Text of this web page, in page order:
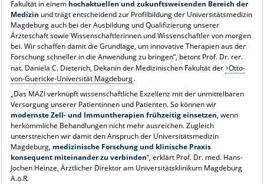
Fakultät in einem hochaktuellen und zukunftsweisenden Bereich der
Medizin und trägt entscheidend zur Profilbildung der Universitätsmedizin
Magdeburg auch bei der Ausbildung und Qualifizierung unserer
Ärzteschaft sowie Wissenschaftlerinnen und Wissenschaftler von morgen
bei. Wir schaffen damit die Grundlage, um innovative Therapien aus der
Forschung schneller in die Anwendung zu bringen“, betont Prof. Dr. rer.
nat. Daniela C. Dieterich, Dekanin der Medizinischen Fakultät der Otto-
von-Guericke-Universität Magdeburg.
„Das MAZIverknüpft wissenschaftliche Exzellenz mit der unmittelbaren
Versorgung unserer Patientinnen und Patienten. So können wir
modernste Zell- und Immuntherapien frühzeitig einsetzen, wenn
herkömmliche Behandlungen nicht mehr ausreichen. Zugleich
unterstreichen wir damit den Anspruch der Universitätsmedizin
Magdeburg, medizinische Forschung und klinische Praxis
konsequent miteinander zu verbinden“, erklärt Prof. Dr. med. Hans-
Jochen Heinze, Ärztlicher Direktor am Universitätsklinikum Magdeburg
A.ö.R.